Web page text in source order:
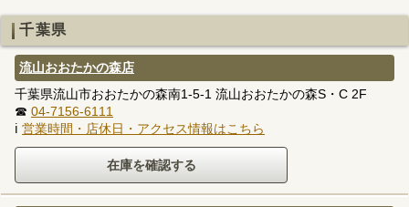
千葉県
流山おおたかの森店
千葉県流山市おおたかの森南1-5-1 流山おおたかの森S・C 2F
☎ 04-7156-6111
ℹ 営業時間・店休日・アクセス情報はこちら